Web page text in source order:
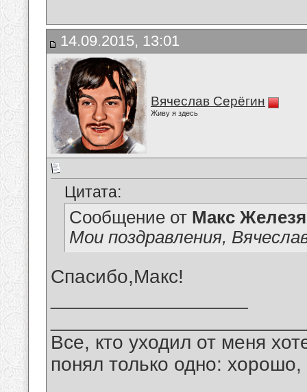
14.09.2015, 13:01
Вячеслав Серёгин
Живу я здесь
Цитата:
Сообщение от Макс
Мои поздравления,
Спасибо,Макс!
Все, кто уходил от меня
понял только одно: